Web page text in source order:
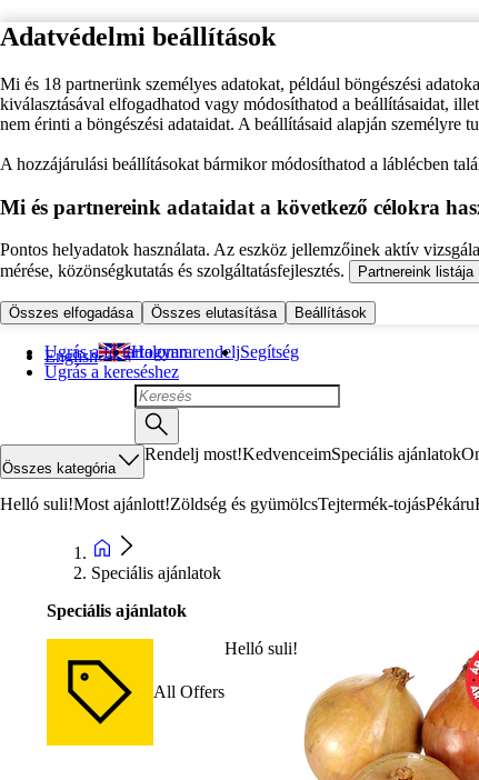
Adatvédelmi beállítások
Mi és 18 partnerünk személyes adatokat, például böngészési
kiválasztásával elfogadhatod vagy módosíthatod a beállításaidat,
nem érinti a böngészési adataidat. A beállításaid alapján személyre
A hozzájárulási beállításokat bármikor módosíthatod a láblécben
Mi és partnereink adataidat a következő célokra
Pontos helyadatok használata. Az eszköz jellemzőinek aktív
mérése, közönségkutatás és szolgáltatásfejlesztés.
Partnereink listája
Összes elfogadása Összes elutasítása Beállítások
Ugrás a fő tartalomra
Ugrás a kereséshez
English Hogyan rendeljSegítség
Összes kategória
Rendelj most!KedvenceimSpeciális ajánlatok
Helló suli!Most ajánlott!Zöldség és gyümölcsTejtermék-tojásPékáru
Speciális ajánlatok
Speciális ajánlatok
All Offers
Helló suli!